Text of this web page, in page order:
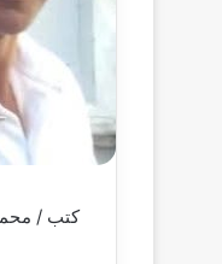
كتب /